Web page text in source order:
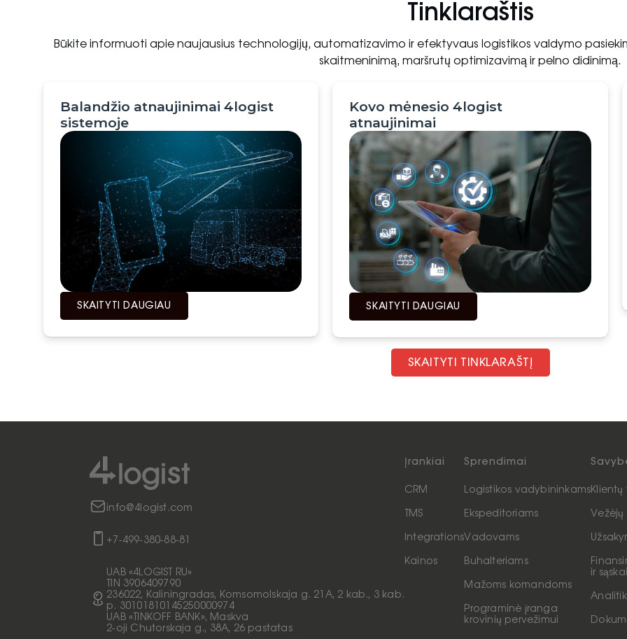
Tinklaraštis
Būkite informuoti apie naujausius technologijų, automatizavimo ir efektyvaus logistikos valdymo
skaitmeninimą, maršrutų optimizavimą ir pelno didinimą.
Balandžio atnaujinimai 4logist
sistemoje
SKAITYTI DAUGIAU
Kovo mėnesio 4logist
atnaujinimai
SKAITYTI DAUGIAU
SKAITYTI TINKLARAŠTĮ
info@4logist.com
+7-499-380-88-81
UAB «4LOGIST RU»
TIN 3906409790
236022, Kaliningradas, Komsomolskaja g. 21A, 2 kab., 3 kab.
p. 30101810145250000974
UAB «TINKOFF BANK», Maskva
2-oji Chutorskaja g., 38A, 26 pastatas
Įrankiai
CRM
TMS
Integrations
Kainos
Sprendimai
Logistikos vadybininkams
Ekspeditoriams
Vadovams
Buhalteriams
Mažoms komandoms
Programinė įranga
krovinių pervežimui
ir